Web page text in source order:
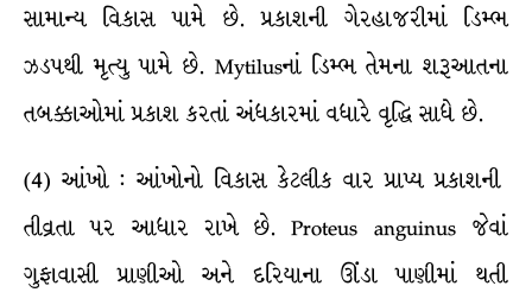
સામાન્ય વિકાસ પામે છે. પ્રકાશની ગેરહાજરીમાં ડિમ્ભ
ઝડપથી મૃત્યુ પામે છે. Mytilusનાં ડિમ્ભ તેમના શરૂઆતના
તબક્કાઓમાં પ્રકાશ કરતાં અંધકારમાં વધારે વૃદ્ધિ સાધે છે.
(4) આંખો : આંખોનો વિકાસ કેટલીક વાર પ્રાપ્ય પ્રકાશની
તીવ્રતા પર આધાર રાખે છે. Proteus anguinus જેવાં
ગુફાવાસી પ્રાણીઓ અને દરિયાના ઊંડા પાણીમાં થતી